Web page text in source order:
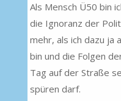
Als Mensch Ü50 bin
die Ignoranz der
mehr, als ich dazu ja
bin und die Folgen
Tag auf der Straße
spüren darf.